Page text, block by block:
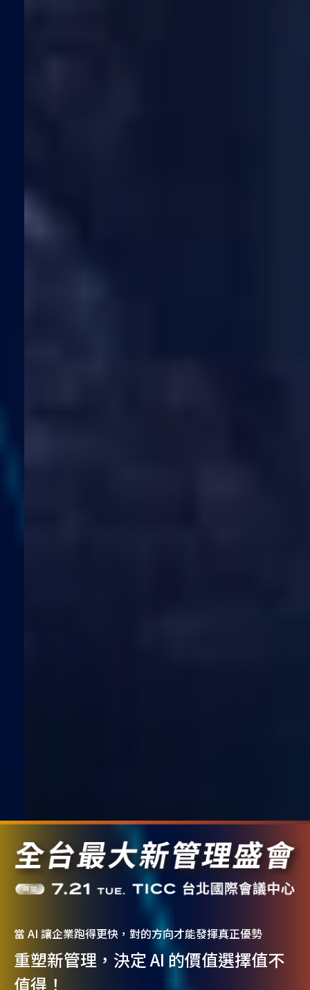
當 AI 讓企業跑得更快，對的方向才能發揮真正優勢
重塑新管理，決定 AI 的價值選擇值不
值得！